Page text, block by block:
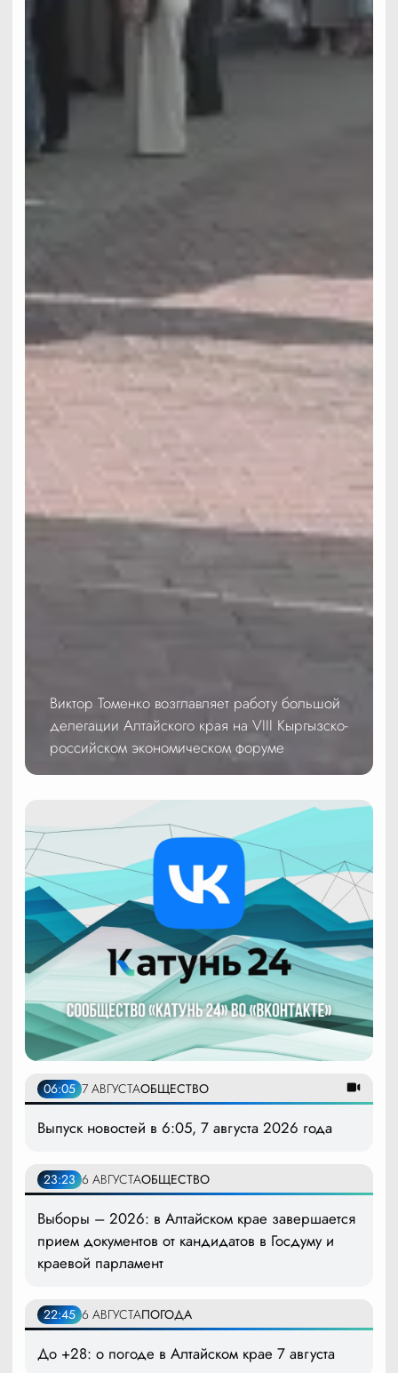
Виктор Томенко возглавляет работу большой
делегации Алтайского края на VIII Кыргызско-
российском экономическом форуме
06:05 7 АВГУСТАОБЩЕСТВО
Выпуск новостей в 6:05, 7 августа 2026 года
23:23 6 АВГУСТАОБЩЕСТВО
Выборы – 2026: в Алтайском крае завершается
прием документов от кандидатов в Госдуму и
краевой парламент
22:45 6 АВГУСТАПОГОДА
До +28: о погоде в Алтайском крае 7 августа